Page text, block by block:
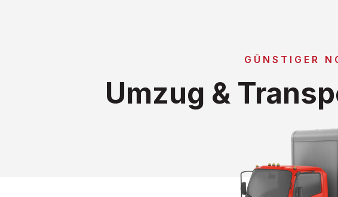
GÜNSTIGER
Umzug &